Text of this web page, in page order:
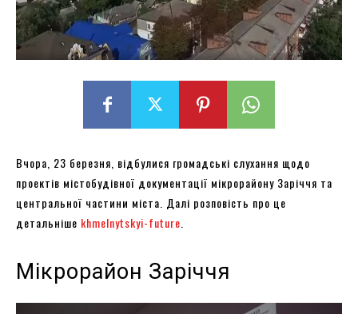
Вчора, 23 березня, відбулися громадські слухання щодо
проектів містобудівної документації мікрорайону Заріччя та
центральної частини міста. Далі розповість про це
детальніше khmelnytskyi-future
Мікрорайон Заріччя